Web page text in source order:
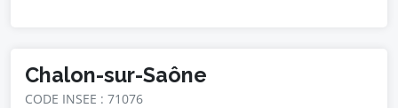
Chalon-sur-Saône
CODE INSEE : 71076